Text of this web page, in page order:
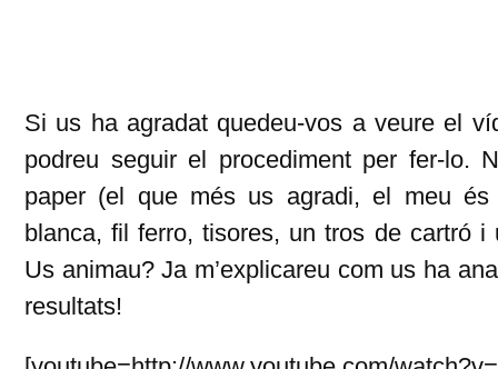
Si us ha agradat quedeu-vos a veure el
podreu seguir el procediment per fer-lo.
paper (el que més us agradi, el meu és
blanca, fil ferro, tisores, un tros de cartró i
Us animau? Ja m’explicareu com us ha
resultats!